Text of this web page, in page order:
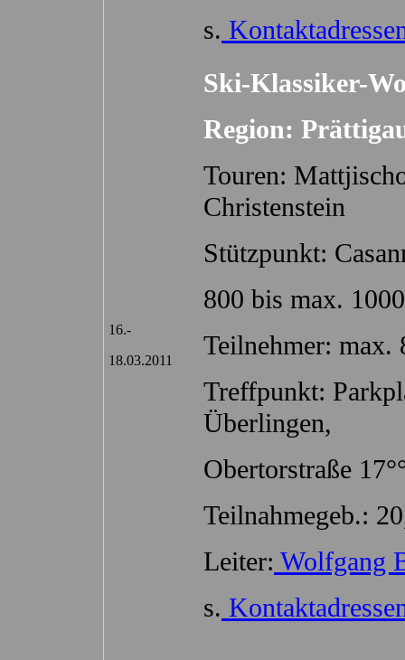
s.
16.-
18.03.2011
Ski-Klassiker-
Region:
Touren:
Christenstein
Stützpunkt:
800 bis max.
Teilnehmer: max.
Treffpunkt:
Überlingen,
Obertorstraße
Teilnahmegeb.:
Leiter: Wolfgang
s.